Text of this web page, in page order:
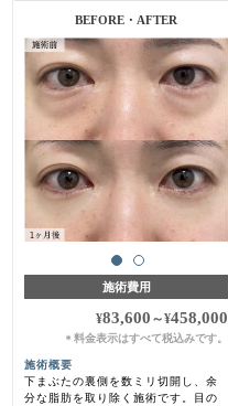
施術前・1ヶ月後
施術費用
¥83,600 ～¥458,000
＊料金表示はすべて税込みです。
施術概要
下まぶたの裏側を数ミリ切開し、余
分な脂肪を取り除く施術です。目の